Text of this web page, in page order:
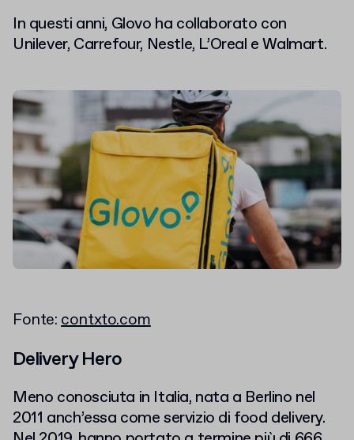
In questi anni, Glovo ha collaborato con
Unilever, Carrefour, Nestle, L’Oreal e Walmart.
Fonte:contxto.com
Delivery Hero
Meno conosciuta in Italia, nata a Berlino nel
2011 anch’essa come servizio di food delivery.